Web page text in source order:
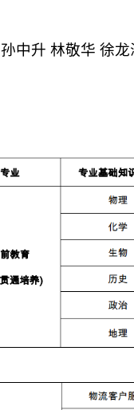
孙中升 林敬华 徐龙